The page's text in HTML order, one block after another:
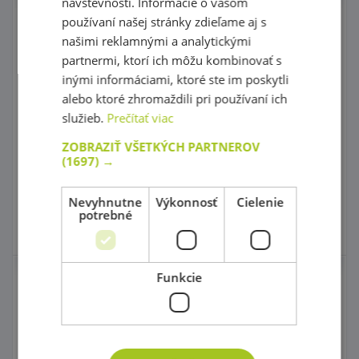
Dvierka na písací stôl,
so zámkom - žlté
kód: 50 Z0076
Predpokladaný termín
dodania:do 30 dní
39,90 €
41,00 €
Najnižšia cena za posledných
30 dní pred zľavou: 39,90 €
Do košíka
Skladom 0 ks
Dvierka na šatňu Vita
5 - modré
kód: 50 A1732
Predpokladaný termín
169,00 €
Najnižšia cena za posledných
Do košíka
Skladom 0 ks
Dvierka na skrinkovú
kód: 50 A5015
Dvierka na skrinkovú
kód: 50 A5012
používaní našej stránky zdieľame aj s
našimi reklamnými a analytickými
partnermi, ktorí ich môžu kombinovať s
inými informáciami, ktoré ste im poskytli
alebo ktoré zhromaždili pri používaní ich
služieb. Prečítať viac
ZOBRAZIŤ VŠETKÝCH PARTNEROV
(1697) →
Nevyhnutne
potrebné
Výkonnosť Cielenie
Funkcie